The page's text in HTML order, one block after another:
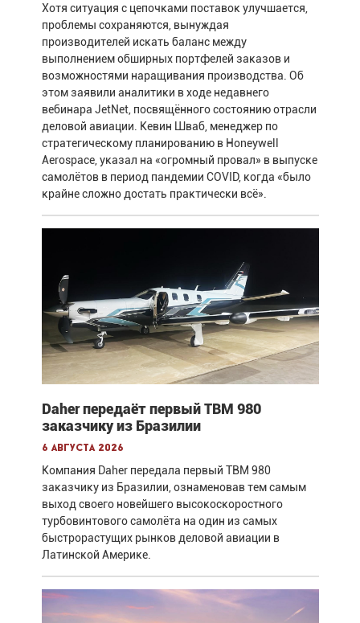
Хотя ситуация с цепочками поставок улучшается,
проблемы сохраняются, вынуждая
производителей искать баланс между
выполнением обширных портфелей заказов и
возможностями наращивания производства. Об
этом заявили аналитики в ходе недавнего
вебинара JetNet, посвящённого состоянию отрасли
деловой авиации. Кевин Шваб, менеджер по
стратегическому планированию в Honeywell
Aerospace, указал на «огромный провал» в выпуске
самолётов в период пандемии COVID, когда «было
крайне сложно достать практически всё».
Daher передаёт первый TBM 980
заказчику из Бразилии
6 августа 2026
Компания Daher передала первый TBM 980
заказчику из Бразилии, ознаменовав тем самым
выход своего новейшего высокоскоростного
турбовинтового самолёта на один из самых
быстрорастущих рынков деловой авиации в
Латинской Америке.